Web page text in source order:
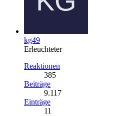
kg49
Erleuchteter
Reaktionen
385
Beiträge
9.117
Einträge
11